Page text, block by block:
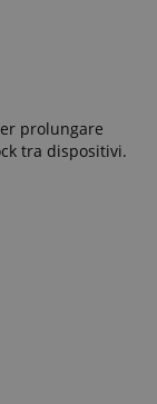
prolungare
tra dispositivi.